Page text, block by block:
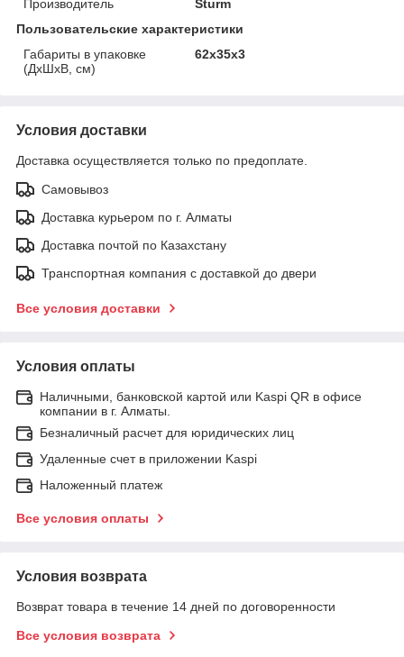
Производитель
Sturm
Пользовательские характеристики
Габариты в упаковке
(ДхШхВ, см)
62x35x3
Условия доставки
Доставка осуществляется только по предоплате.
Самовывоз
Доставка курьером по г. Алматы
Доставка почтой по Казахстану
Транспортная компания с доставкой до двери
Все условия доставки
Условия оплаты
Наличными, банковской картой или Kaspi QR в офисе
компании в г. Алматы.
Безналичный расчет для юридических лиц
Удаленные счет в приложении Kaspi
Наложенный платеж
Все условия оплаты
Условия возврата
Возврат товара в течение 14 дней по договоренности
Все условия возврата